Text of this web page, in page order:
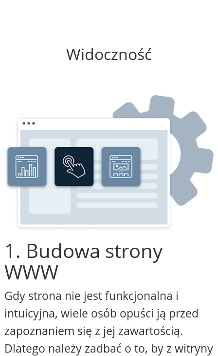
Widoczność
1. Budowa strony
WWW
Gdy strona nie jest funkcjonalna i
intuicyjna, wiele osób opuści ją przed
zapoznaniem się z jej zawartością.
Dlatego należy zadbać o to, by z witryny